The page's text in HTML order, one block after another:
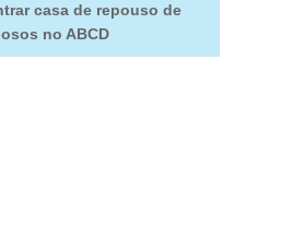
casa de repouso de
no ABCD